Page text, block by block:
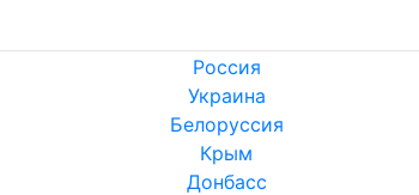
Россия
Украина
Белоруссия
Крым
Донбасс